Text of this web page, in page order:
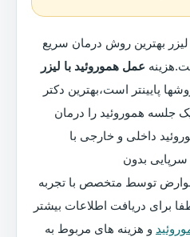
بهترین روش درمان سریع
عمل هموروئید با لیزر
پایینتر است،بهترین دکتر
جلسه هموروئید را درمان
داخلی و خارجی با
سرپایی بدون
توسط متخصص با تجربه
برای دریافت اطلاعات بیشتر
و هزینه های مربوط به